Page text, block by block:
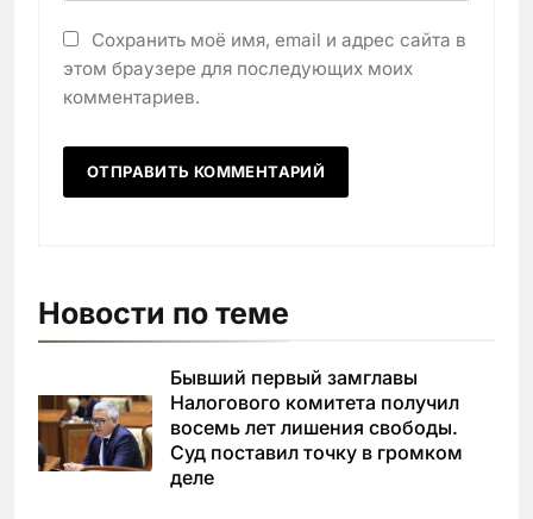
Сохранить моё имя, email и адрес сайта в
этом браузере для последующих моих
комментариев.
Новости по теме
Бывший первый замглавы
Налогового комитета получил
восемь лет лишения свободы.
Суд поставил точку в громком
деле